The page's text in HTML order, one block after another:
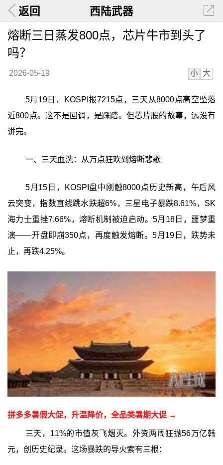
返回 西陆武器
熔断三日蒸发800点，芯片牛市到头了
吗？
2026-05-19 小 大
5月19日，KOSPI报7215点，三天从8000点高空坠落
近800点。这不是回调，是踩踏。但芯片股的故事，远没有
讲完。
一、三天血洗：从万点狂欢到熔断悲歌
5月15日，KOSPI盘中刚触8000点历史新高，午后风
云突变，指数直线跳水跌超6%，三星电子暴跌8.61%，SK
海力士重挫7.66%，熔断机制被迫启动。5月18日，噩梦重
演——开盘即崩350点，再度触发熔断。5月19日，跌势未
止，再跌4.25%。
拼多多暑假大促，升温降价，全品类暑期大促 →
三天，11%的市值灰飞烟灭。外资两周狂抛56万亿韩
元，创历史纪录。这场暴跌的导火索有三根：